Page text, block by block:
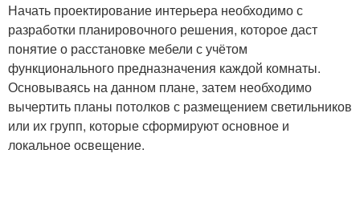
Начать проектирование интерьера необходимо с
разработки планировочного решения, которое даст
понятие о расстановке мебели с учётом
функционального предназначения каждой комнаты.
Основываясь на данном плане, затем необходимо
вычертить планы потолков с размещением светильников
или их групп, которые сформируют основное и
локальное освещение.